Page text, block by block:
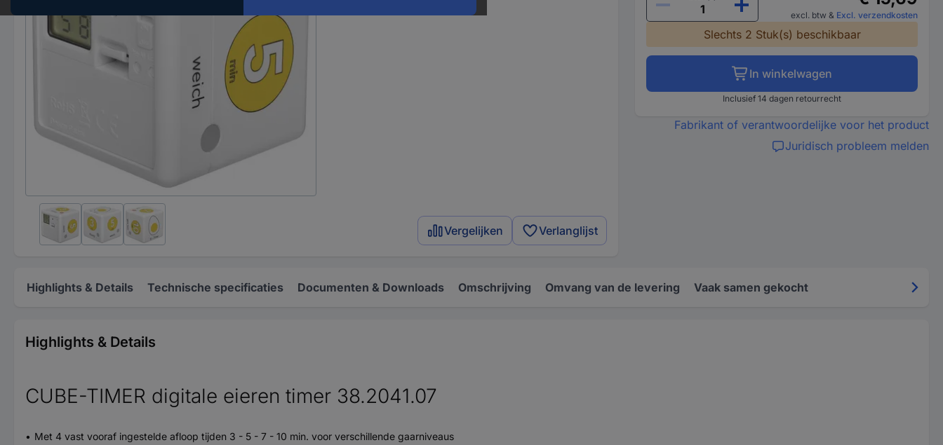
Vergelijken Verlanglijst
excl. btw & Excl. verzendkosten
Slechts 2 Stuk(s) beschikbaar
In winkelwagen
Inclusief 14 dagen retourrecht
Fabrikant of verantwoordelijke voor het product
Juridisch probleem melden
Highlights & Details Technische specificaties Documenten & Downloads Omschrijving Omvang van de levering Vaak samen gekocht
Highlights & Details
CUBE-TIMER digitale eieren timer 38.2041.07
Met 4 vast vooraf ingestelde afloop tijden 3 - 5 - 7 - 10 min. voor verschillende gaarniveaus